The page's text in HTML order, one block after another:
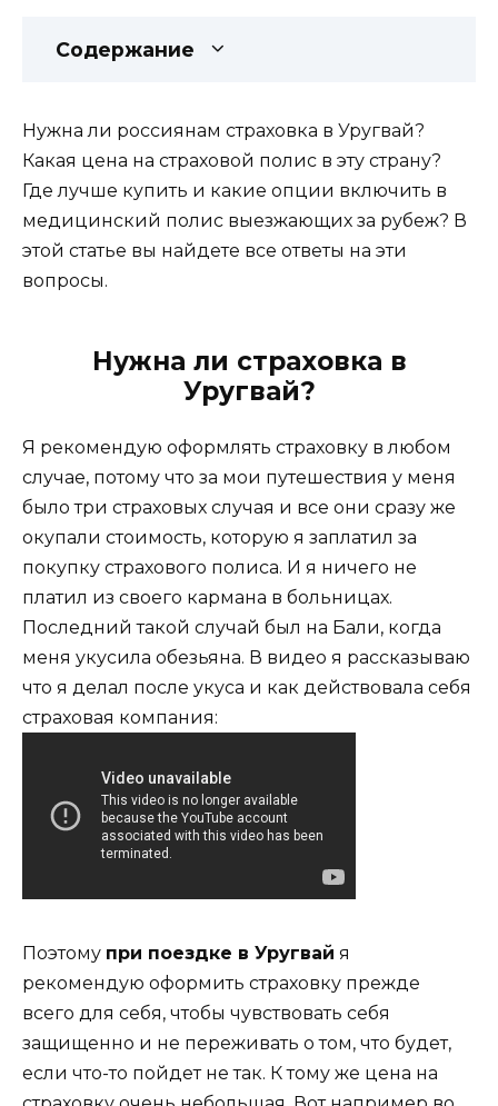
Содержание
Нужна ли россиянам страховка в Уругвай?
Какая цена на страховой полис в эту страну?
Где лучше купить и какие опции включить в
медицинский полис выезжающих за рубеж? В
этой статье вы найдете все ответы на эти
вопросы.
Нужна ли страховка в
Уругвай?
Я рекомендую оформлять страховку в любом
случае, потому что за мои путешествия у меня
было три страховых случая и все они сразу же
окупали стоимость, которую я заплатил за
покупку страхового полиса. И я ничего не
платил из своего кармана в больницах.
Последний такой случай был на Бали, когда
меня укусила обезьяна. В видео я рассказываю
что я делал после укуса и как действовала себя
страховая компания:
Поэтому при поездке в Уругвай я
рекомендую оформить страховку прежде
всего для себя, чтобы чувствовать себя
защищенно и не переживать о том, что будет,
если что-то пойдет не так. К тому же цена на